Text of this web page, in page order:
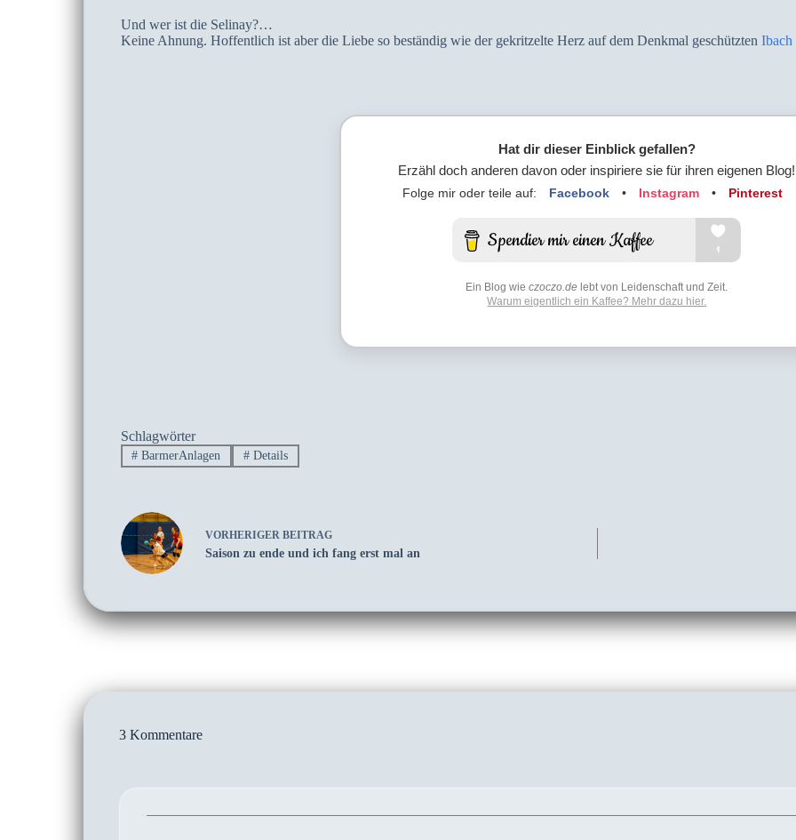
Und wer ist die Selinay?…
Keine Ahnung. Hoffentlich ist aber die Liebe so beständig wie der gekritzelte Herz auf dem Denkmal geschützten Ibach
Hat dir dieser Einblick gefallen?
Erzähl doch anderen davon oder inspiriere sie für ihren eigenen Blog!
Folge mir oder teile auf: Facebook • Instagram • Pinterest
Ein Blog wieczoczo.de lebt von Leidenschaft und Zeit.
Warum eigentlich ein Kaffee? Mehr dazu hier.
Schlagwörter
# BarmerAnlagen # Details
VORHERIGER BEITRAG
Saison zu ende und ich fang erst mal an
3 Kommentare